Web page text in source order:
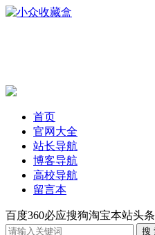
首页
官网大全
站长导航
博客导航
高校导航
留言本
百度360必应搜狗淘宝本站头条